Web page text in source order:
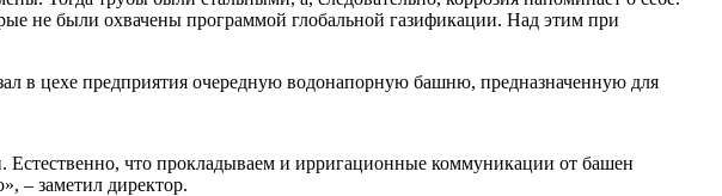
не были охвачены программой глобальной газификации. Над этим при
в цехе предприятия очередную водонапорную башню, предназначенную для
что прокладываем и ирригационные коммуникации от башен
– заметил директор.